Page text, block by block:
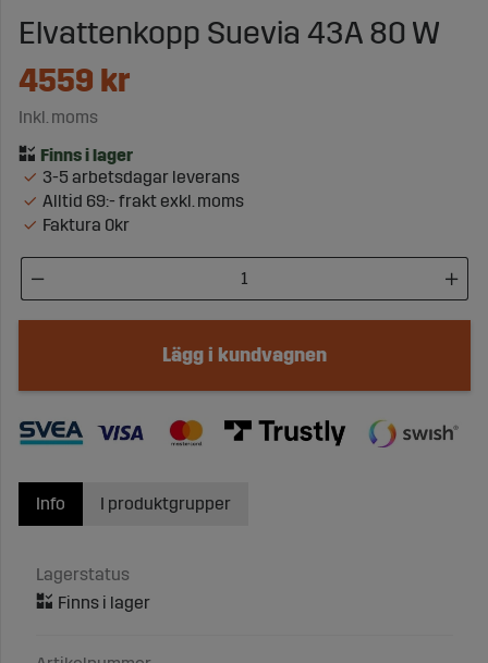
Elvattenkopp Suevia 43A 80 W
4559 kr
Inkl. moms
3-5 arbetsdagar leverans
Alltid 69:- frakt exkl. moms
Faktura 0kr
Lägg i kundvagnen
Info
Lagerstatus
I produktgrupper